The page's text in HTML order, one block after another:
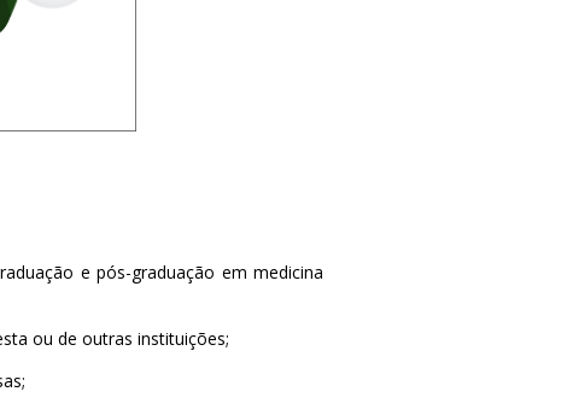
e pós-graduação em medicina
ou de outras instituições;